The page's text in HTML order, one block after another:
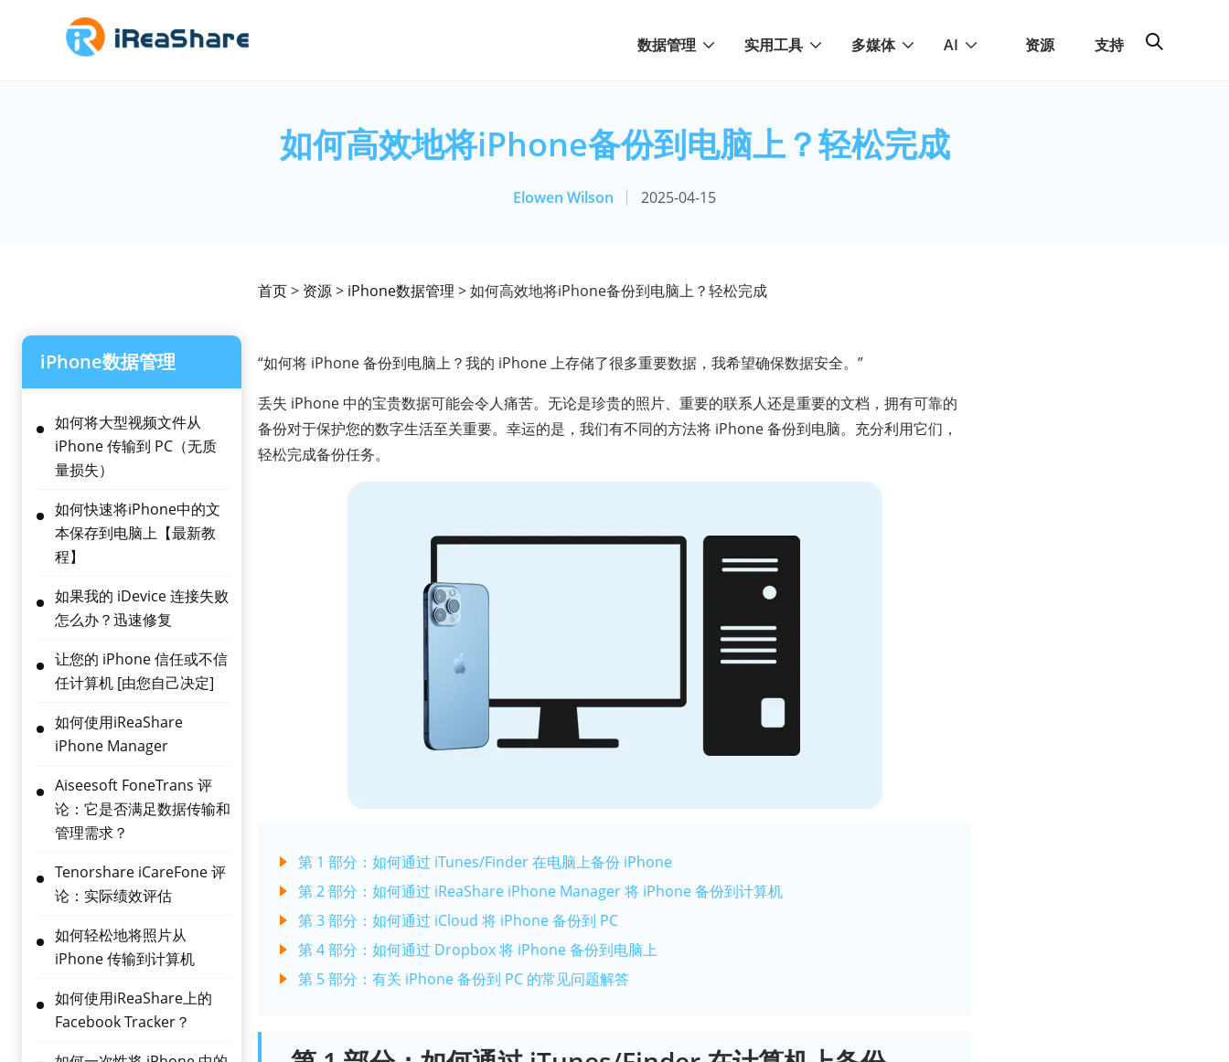
数据管理 实用工具 多媒体 AI 资源 支持
如何高效地将iPhone备份到电脑上？轻松完成
Elowen Wilson 2025-04-15
首页> 资源> iPhone数据管理 > 如何高效地将iPhone备份到电脑上？轻松完成
iPhone数据管理
如何将大型视频文件从
iPhone 传输到 PC（无质
量损失）
如何快速将iPhone中的文
本保存到电脑上【最新教
程】
如果我的 iDevice 连接失败
怎么办？迅速修复
让您的 iPhone 信任或不信
任计算机 [由您自己决定]
如何使用iReaShare
iPhone Manager
Aiseesoft FoneTrans 评
论：它是否满足数据传输和
管理需求？
Tenorshare iCareFone 评
论：实际绩效评估
如何轻松地将照片从
iPhone 传输到计算机
如何使用iReaShare上的
Facebook Tracker？
“如何将 iPhone 备份到电脑上？我的 iPhone 上存储了很多重要数据，我希望确保数据安全。”
丢失 iPhone 中的宝贵数据可能会令人痛苦。无论是珍贵的照片、重要的联系人还是重要的文档，拥有可靠的
备份对于保护您的数字生活至关重要。幸运的是，我们有不同的方法将 iPhone 备份到电脑。充分利用它们，
轻松完成备份任务。
第 1 部分：如何通过 iTunes/Finder 在电脑上备份 iPhone
第 2 部分：如何通过 iReaShare iPhone Manager 将 iPhone 备份到计算机
第 3 部分：如何通过 iCloud 将 iPhone 备份到 PC
第 4 部分：如何通过 Dropbox 将 iPhone 备份到电脑上
第 5 部分：有关 iPhone 备份到 PC 的常见问题解答